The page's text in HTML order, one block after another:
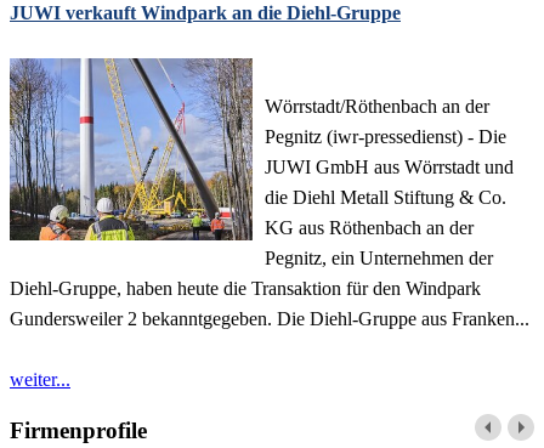
JUWI verkauft Windpark an die Diehl-Gruppe
Wörrstadt/Röthenbach an der
Pegnitz (iwr-pressedienst) - Die
JUWI GmbH aus Wörrstadt und
die Diehl Metall Stiftung & Co.
KG aus Röthenbach an der
Pegnitz, ein Unternehmen der
Diehl-Gruppe, haben heute die Transaktion für den Windpark
Gundersweiler 2 bekanntgegeben. Die Diehl-Gruppe aus Franken...
weiter...
Firmenprofile